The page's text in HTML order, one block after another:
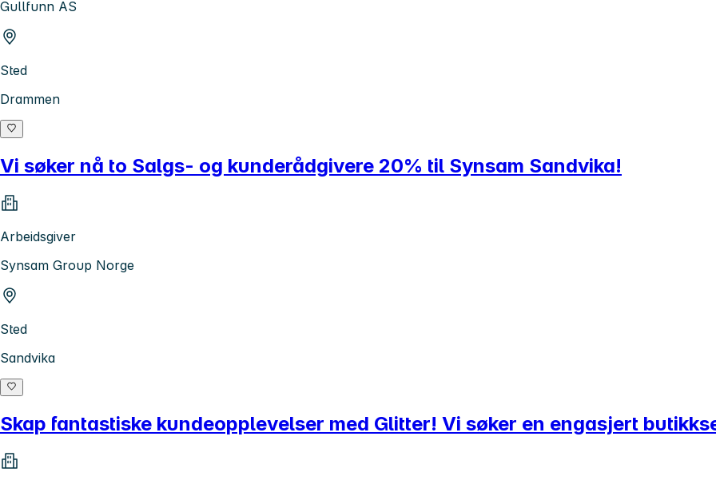
Gullfunn AS
Sted
Drammen
Vi søker nå to Salgs- og kunderådgivere 20% til Synsam Sandvika!
Arbeidsgiver
Synsam Group Norge
Sted
Sandvika
Skap fantastiske kundeopplevelser med Glitter! Vi søker en engasjert